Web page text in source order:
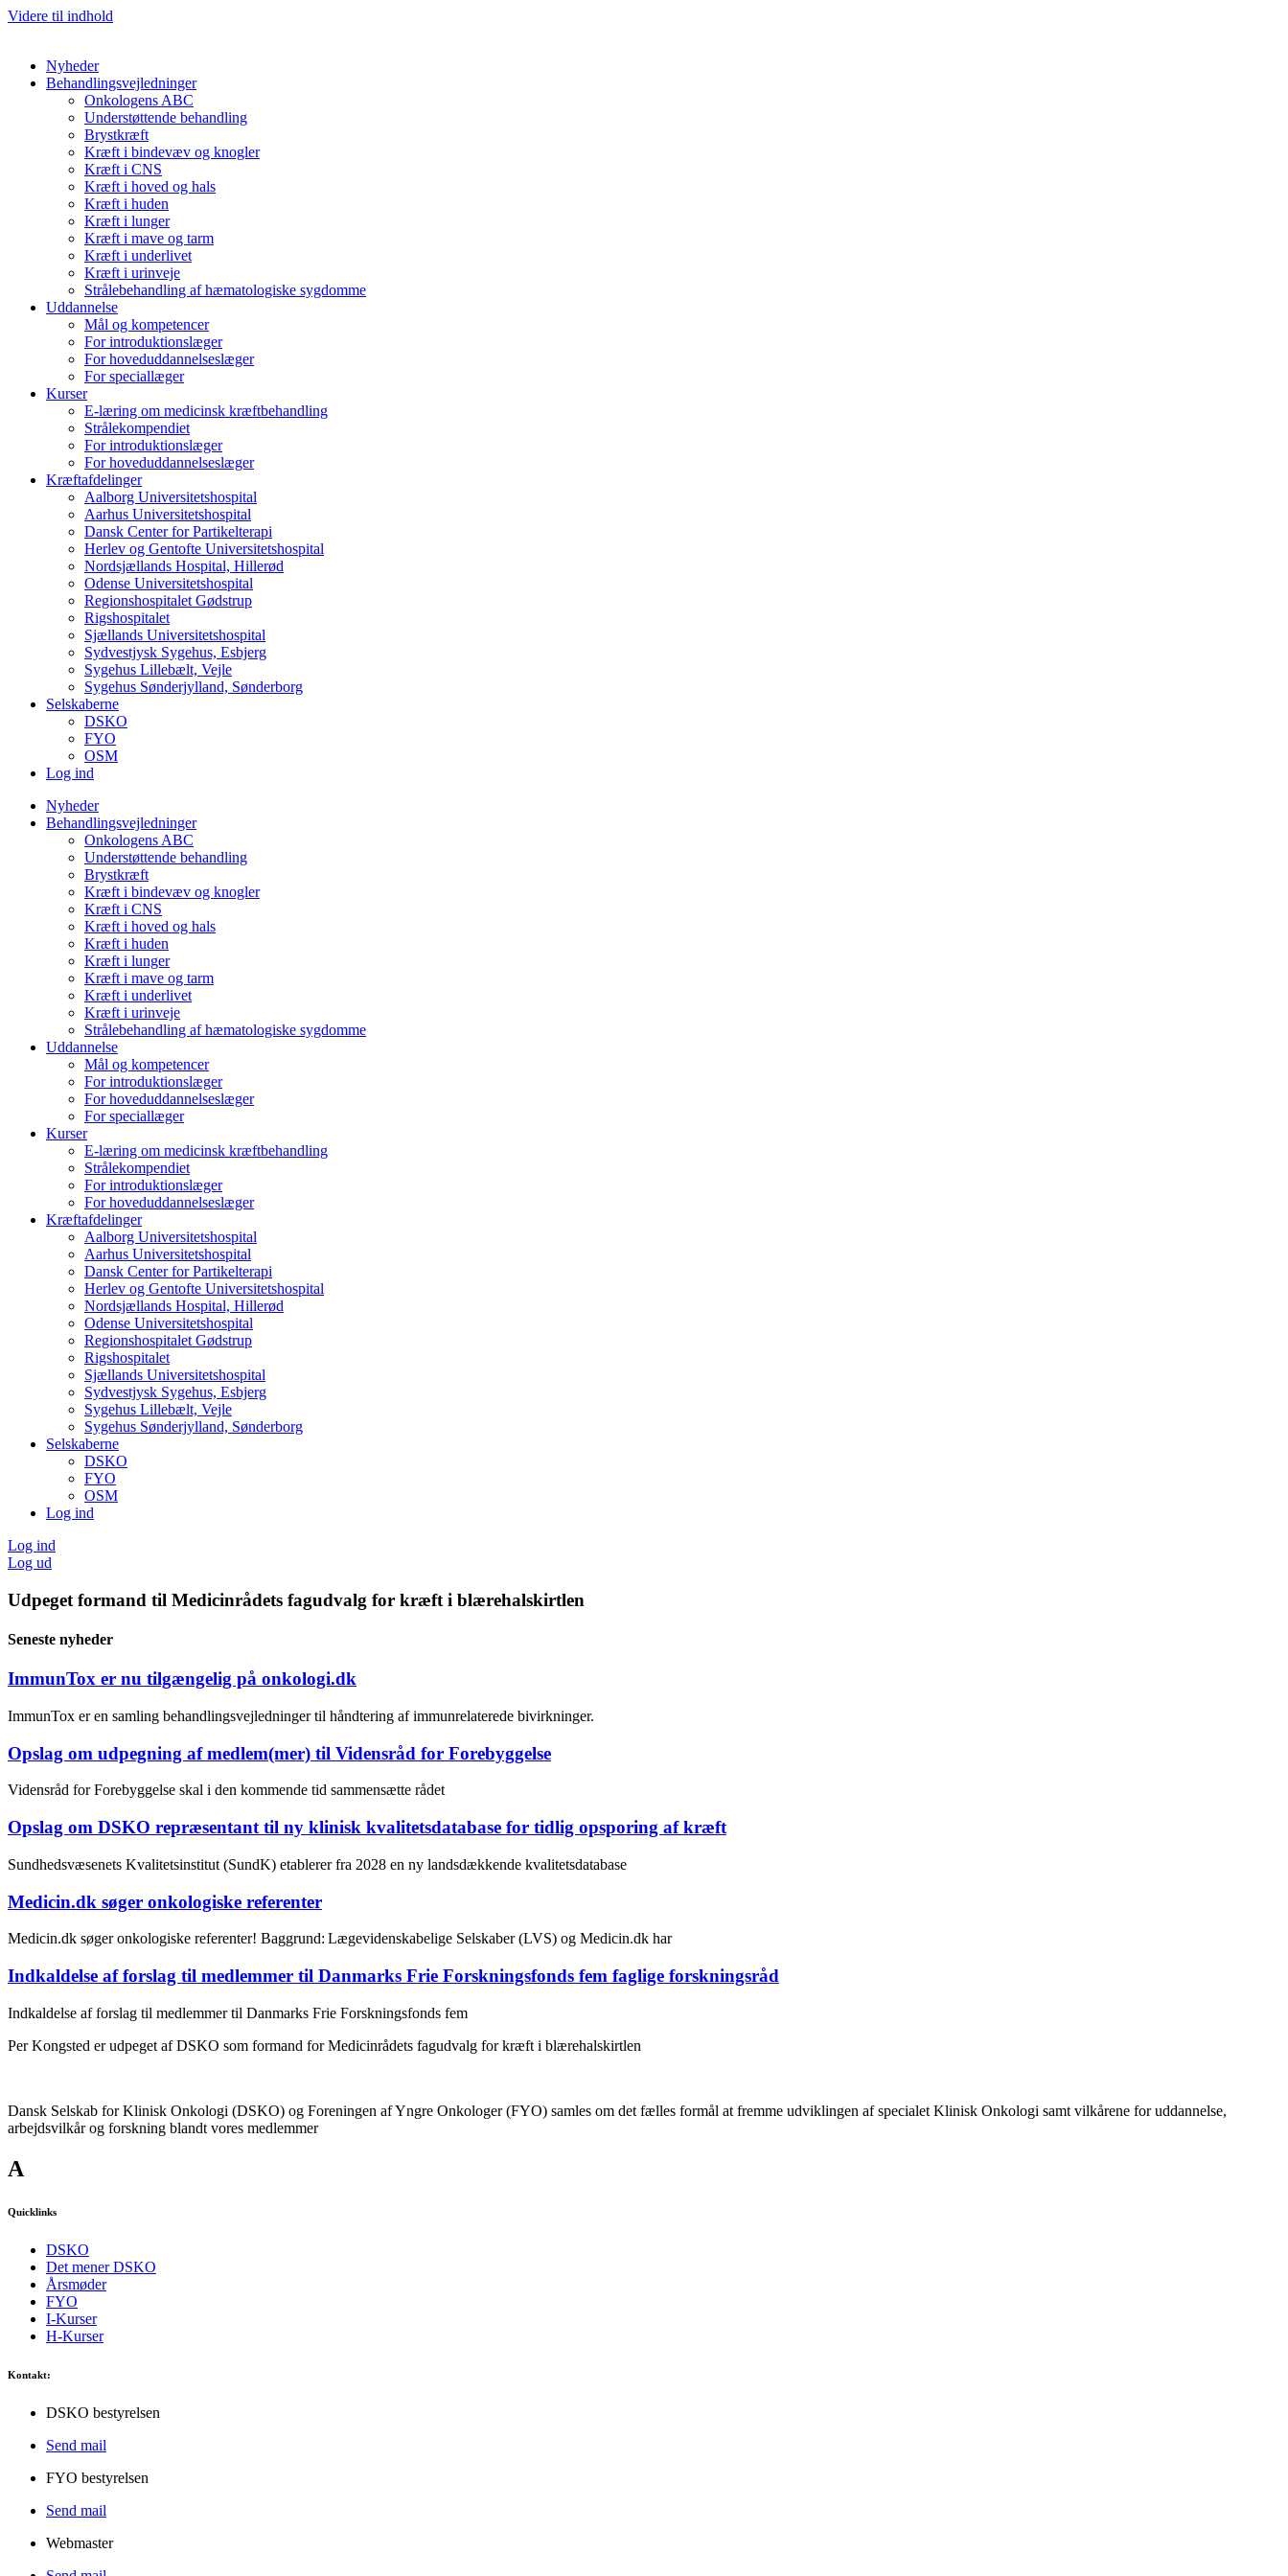
Videre til indhold
Nyheder
Behandlingsvejledninger
Onkologens ABC
Understøttende behandling
Brystkræft
Kræft i bindevæv og knogler
Kræft i CNS
Kræft i hoved og hals
Kræft i huden
Kræft i lunger
Kræft i mave og tarm
Kræft i underlivet
Kræft i urinveje
Strålebehandling af hæmatologiske sygdomme
Uddannelse
Mål og kompetencer
For introduktionslæger
For hoveduddannelseslæger
For speciallæger
Kurser
E-læring om medicinsk kræftbehandling
Strålekompendiet
For introduktionslæger
For hoveduddannelseslæger
Kræftafdelinger
Aalborg Universitetshospital
Aarhus Universitetshospital
Dansk Center for Partikelterapi
Herlev og Gentofte Universitetshospital
Nordsjællands Hospital, Hillerød
Odense Universitetshospital
Regionshospitalet Gødstrup
Rigshospitalet
Sjællands Universitetshospital
Sydvestjysk Sygehus, Esbjerg
Sygehus Lillebælt, Vejle
Sygehus Sønderjylland, Sønderborg
Selskaberne
DSKO
FYO
OSM
Log ind
Nyheder
Behandlingsvejledninger
Onkologens ABC
Understøttende behandling
Brystkræft
Kræft i bindevæv og knogler
Kræft i CNS
Kræft i hoved og hals
Kræft i huden
Kræft i lunger
Kræft i mave og tarm
Kræft i underlivet
Kræft i urinveje
Strålebehandling af hæmatologiske sygdomme
Uddannelse
Mål og kompetencer
For introduktionslæger
For hoveduddannelseslæger
For speciallæger
Kurser
E-læring om medicinsk kræftbehandling
Strålekompendiet
For introduktionslæger
For hoveduddannelseslæger
Kræftafdelinger
Aalborg Universitetshospital
Aarhus Universitetshospital
Dansk Center for Partikelterapi
Herlev og Gentofte Universitetshospital
Nordsjællands Hospital, Hillerød
Odense Universitetshospital
Regionshospitalet Gødstrup
Rigshospitalet
Sjællands Universitetshospital
Sydvestjysk Sygehus, Esbjerg
Sygehus Lillebælt, Vejle
Sygehus Sønderjylland, Sønderborg
Selskaberne
DSKO
FYO
OSM
Log ind
Log ind
Log ud
Udpeget formand til Medicinrådets fagudvalg for kræft i blærehalskirtlen
Seneste nyheder
ImmunTox er nu tilgængelig på onkologi.dk
ImmunTox er en samling behandlingsvejledninger til håndtering af immunrelaterede bivirkninger.
Opslag om udpegning af medlem(mer) til Vidensråd for Forebyggelse
Vidensråd for Forebyggelse skal i den kommende tid sammensætte rådet
Opslag om DSKO repræsentant til ny klinisk kvalitetsdatabase for tidlig opsporing af kræft
Sundhedsvæsenets Kvalitetsinstitut (SundK) etablerer fra 2028 en ny landsdækkende kvalitetsdatabase
Medicin.dk søger onkologiske referenter
Medicin.dk søger onkologiske referenter! Baggrund: Lægevidenskabelige Selskaber (LVS) og Medicin.dk har
Indkaldelse af forslag til medlemmer til Danmarks Frie Forskningsfonds fem faglige forskningsråd
Indkaldelse af forslag til medlemmer til Danmarks Frie Forskningsfonds fem
Per Kongsted er udpeget af DSKO som formand for Medicinrådets fagudvalg for kræft i blærehalskirtlen
Dansk Selskab for Klinisk Onkologi (DSKO) og Foreningen af Yngre Onkologer (FYO) samles om det fælles formål at fremme udviklingen af specialet Klinisk Onkologi samt vilkårene for uddannelse,
arbejdsvilkår og forskning blandt vores medlemmer
A
Quicklinks
DSKO
Det mener DSKO
Årsmøder
FYO
I-Kurser
H-Kurser
Kontakt:
DSKO bestyrelsen
Send mail
FYO bestyrelsen
Send mail
Webmaster